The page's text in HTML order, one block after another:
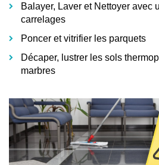
Balayer, Laver et Nettoyer avec
carrelages
Poncer et vitrifier les parquets
Décaper, lustrer les sols
marbres